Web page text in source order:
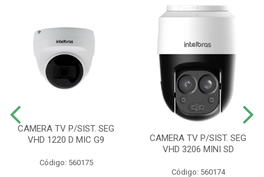
CAMERA TV P/SIST. SEG
VHD 1220 D MIC G9
Código: 560175
CAMERA TV P/SIST. SEG
VHD 3206 MINI SD
Código: 560174